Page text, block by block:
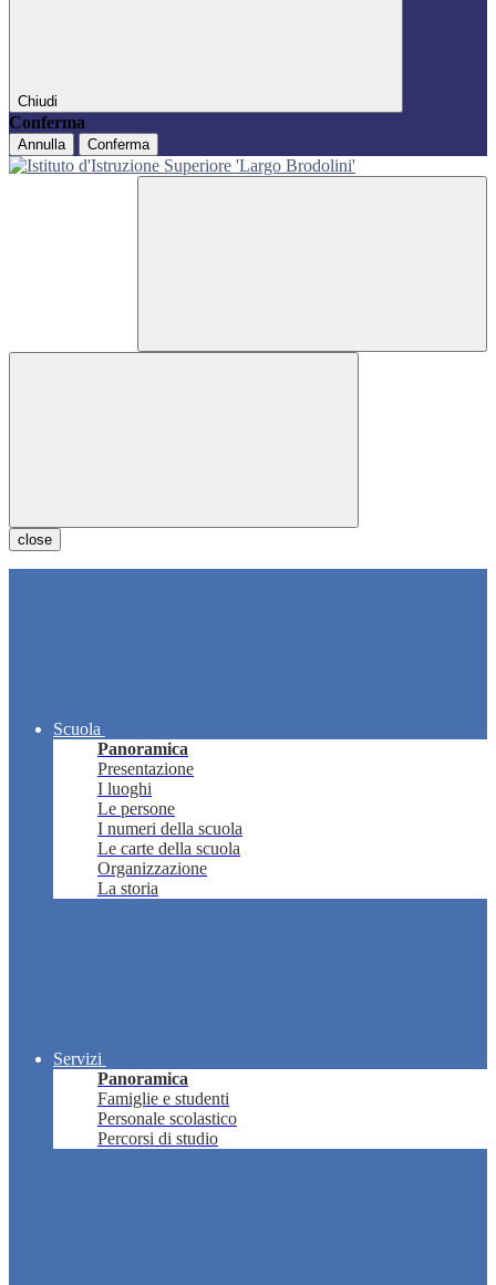
Chiudi
Conferma
Annulla Conferma
close
Scuola
Panoramica
Presentazione
I luoghi
Le persone
I numeri della scuola
Le carte della scuola
Organizzazione
La storia
Servizi
Panoramica
Famiglie e studenti
Personale scolastico
Percorsi di studio